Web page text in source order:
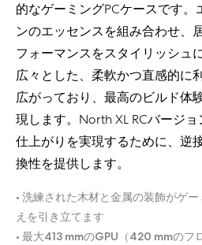
的なゲーミングPCケースです。
ンのエッセンスを組み合わせ、
フォーマンスをスタイリッシュ
広々とした、柔軟かつ直感的に
広がっており、最高のビルド体
現します。North XL RCバージ
仕上がりを実現するために、逆
換性を提供します。
• 洗練された木材と金属の装飾がゲ
えを引き立てます
• 最大413 mmのGPU（420 mmのフ